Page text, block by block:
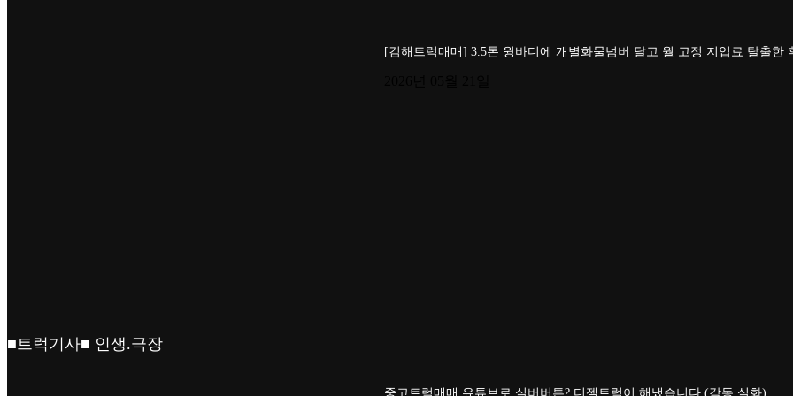
[김해트럭매매] 3.5톤 윙바디에 개별화물넘버 달고 월 고정 지입료 탈출한
■트럭기사■ 인생.극장
중고트럭매매 유튜브로 실버버튼? 디젤트럭이 해냈습니다 (감동 실화)